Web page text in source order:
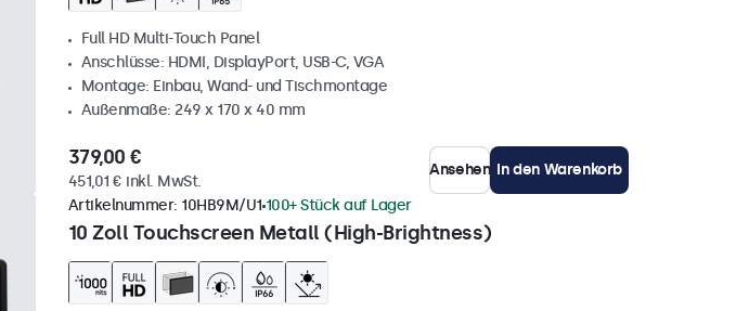
Full HD Multi-Touch Panel
Anschlüsse: HDMI, DisplayPort, USB-C, VGA
Montage: Einbau, Wand- und Tischmontage
Außenmaße: 249 x 170 x 40 mm
379,00 €
451,01 € inkl. MwSt.
Ansehen In den Warenkorb
10 Zoll Touchscreen Metall (High-Brightness)
Artikelnummer: 10HB9M/U1 100+ Stück auf Lager